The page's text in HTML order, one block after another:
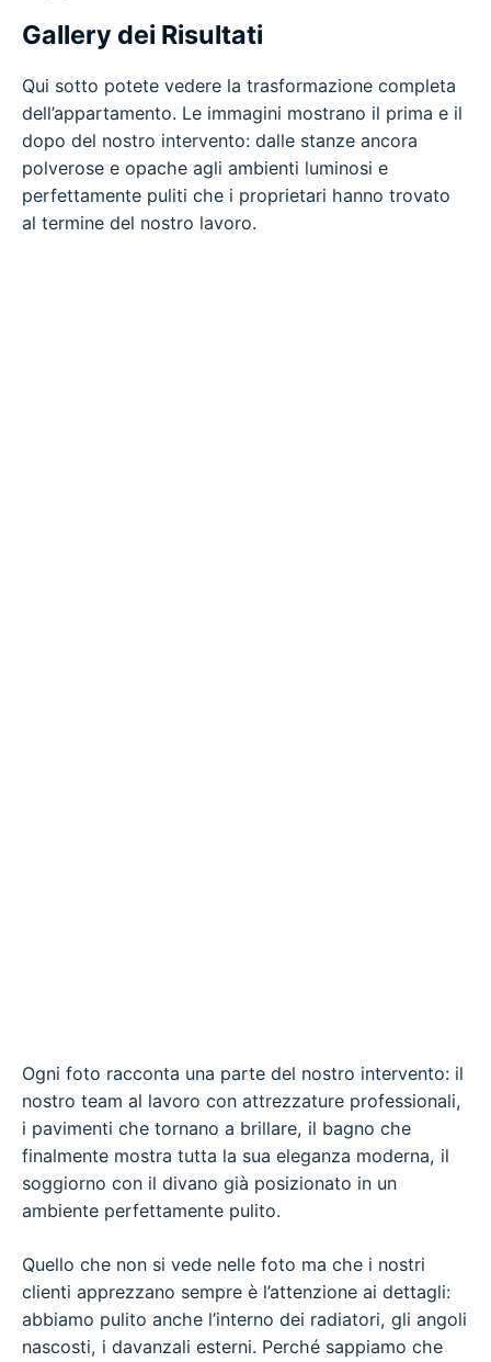
Gallery dei Risultati
Qui sotto potete vedere la trasformazione completa
dell’appartamento. Le immagini mostrano il prima e il
dopo del nostro intervento: dalle stanze ancora
polverose e opache agli ambienti luminosi e
perfettamente puliti che i proprietari hanno trovato
al termine del nostro lavoro.
Ogni foto racconta una parte del nostro intervento: il
nostro team al lavoro con attrezzature professionali,
i pavimenti che tornano a brillare, il bagno che
finalmente mostra tutta la sua eleganza moderna, il
soggiorno con il divano già posizionato in un
ambiente perfettamente pulito.
Quello che non si vede nelle foto ma che i nostri
clienti apprezzano sempre è l’attenzione ai dettagli:
abbiamo pulito anche l’interno dei radiatori, gli angoli
nascosti, i davanzali esterni. Perché sappiamo che